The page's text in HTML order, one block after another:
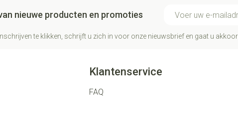
nieuwe producten en promoties
te klikken, schrijft u zich in voor onze nieuwsbrief en gaat u
Klantenservice
FAQ